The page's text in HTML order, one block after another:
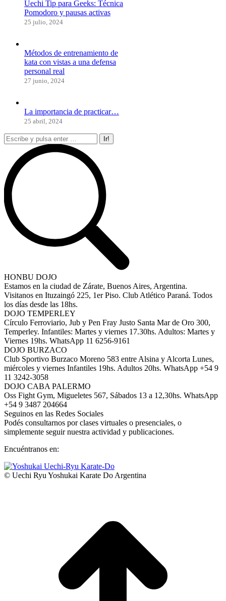
Uechi Tip para Geeks: Técnica
Pomodoro y pausas activas
25 julio, 2024
Métodos de entrenamiento de
kata con vistas a una defensa
personal real
27 junio, 2024
La importancia de practicar…
25 abril, 2024
Buscar:
HONBU DOJO
Estamos en la ciudad de Zárate, Buenos Aires, Argentina.
Visitanos en Ituzaingó 225, 1er Piso. Club Atlético Paraná. Todos
los días desde las 18hs.
DOJO TEMPERLEY
Círculo Ferroviario, Jub y Pen Fray Justo Santa Mar de Oro 300,
Temperley. Infantiles: Martes y viernes 17.30hs. Adultos: Martes y
Viernes 19hs. WhatsApp 11 6256-9161
DOJO BURZACO
Club Sportivo Burzaco Moreno 583 entre Alsina y Alcorta Lunes,
miércoles y viernes Infantiles 19hs. Adultos 20hs. WhatsApp +54 9
11 3242-3058
DOJO CABA PALERMO
Oss Fight Gym, Migueletes 567, Sábados 13 a 12,30hs. WhatsApp
+54 9 3487 204664
Seguinos en las Redes Sociales
Podés consultarnos por clases virtuales o presenciales, o
simplemente seguir nuestra actividad y publicaciones.
Encuéntranos en:
Facebook
page
YouTube
page
Instagram
page
Whatsapp
page
© Uechi Ryu Yoshukai Karate Do Argentina